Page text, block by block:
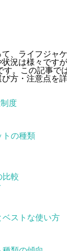
、ライフジャ
況は様々です
す。この記事で
方・注意点を
度
トの種類
比較
ベストな使い方